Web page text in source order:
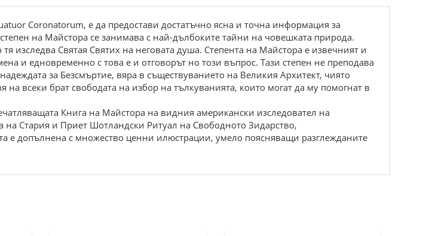
Coronatorum, е да предостави достатъчно ясна и точна информация за
на Майстора се занимава с най-дълбоките тайни на човешката природа.
изследва Святая Святих на неговата душа. Степента на Майстора е извечният и
и едновременно с това е и отговорът но този въпрос. Тази степен не преподава
за Безсмъртие, вяра в съществуванието на Великия Архитект, чиято
всеки брат свободата на избор на тълкуванията, които могат да му помогнат в
Книга на Майстора на видния американски изследовател на
Стария и Приет Шотландски Ритуал на Свободното Зидарство,
е допълнена с множество ценни илюстрации, умело поясняващи разглежданите